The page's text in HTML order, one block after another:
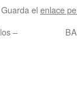
el enlace
–